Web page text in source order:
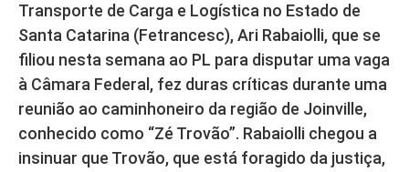
Transporte de Carga e Logística no Estado de
Santa Catarina (Fetrancesc), Ari Rabaiolli, que se
filiou nesta semana ao PL para disputar uma vaga
à Câmara Federal, fez duras críticas durante uma
reunião ao caminhoneiro da região de Joinville,
conhecido como “Zé Trovão”. Rabaiolli chegou a
insinuar que Trovão, que está foragido da justiça,